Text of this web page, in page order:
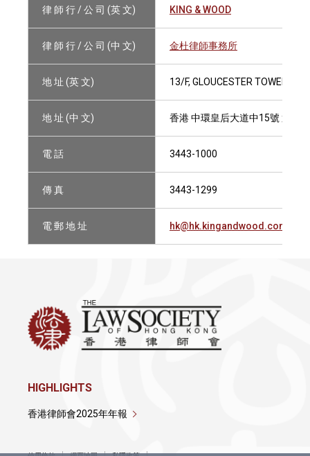
律 師 行 / 公 司 (英 文) KING & WOOD
律 師 行 / 公 司 (中 文) 金杜律師事務所
地 址 (英 文) 13/F, GLOUCESTER TOWER,
地 址 (中 文) 香港 中環皇后大道中15號 置地
電 話 3443-1000
傳 真 3443-1299
電 郵 地 址 hk@hk.kingandwood.com
HIGHLIGHTS
香港律師會2025年年報